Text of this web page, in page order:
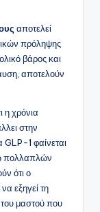
αποτελεί
πρόληψης
βάρος και
αποτελούν
η χρόνια
στην
1 φαίνεται
πολλαπλών
ότι ο
εξηγεί τη
μαστού που